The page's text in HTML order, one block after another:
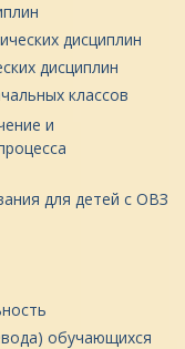
дисциплин
дисциплин
классов
и
для детей с ОВЗ
обучающихся